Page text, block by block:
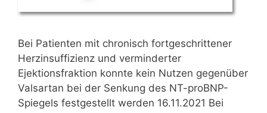
Bei Patienten mit chronisch fortgeschrittener
Herzinsuffizienz und verminderter
Ejektionsfraktion konnte kein Nutzen gegenüber
Valsartan bei der Senkung des NT-proBNP-
Spiegels festgestellt werden 16.11.2021 Bei